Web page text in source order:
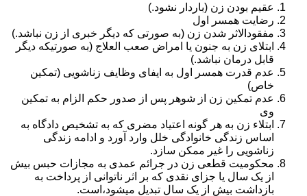
عقیم بودن زن (باردار نشود.)
رضایت همسر اول
مفقودالاثر شدن زن (به صورتی که دیگر خبری از زن نباشد.)
ابتلای زن به جنون یا امراض صعب العلاج (به صورتیکه دیگر
قابل درمان نباشد.)
عدم قدرت همسر اول به ایفای وظایف زناشویی (تمکین
خاص)
عدم تمکین زن از شوهر پس از صدور حکم الزام به تمکین
وی
ابتلاء زن به هر گونه اعتیاد مضری که به تشخیص دادگاه به
اساس زندگی خانوادگی خلل وارد آورد و ادامه زندگی
زناشویی را غیر ممکن سازد.
محکومیت قطعی زن در جرائم عمدی به مجازات حبس بیش
از یک سال یا جزای نقدی که بر اثر ناتوانی از پرداخت به
بازداشت بیش از یک سال تبدیل می‎شود،است.